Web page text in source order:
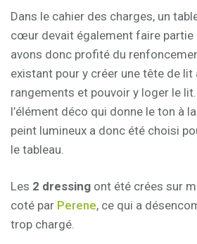
Dans le cahier des charges, un
cœur devait également faire partie
avons donc profité du
existant pour y créer une tête de lit
rangements et pouvoir y loger le
l’élément déco qui donne le ton à
peint lumineux a donc été choisi
le tableau.
Les 2 dressing ont été crées sur
coté par Perene, ce qui a
trop chargé.